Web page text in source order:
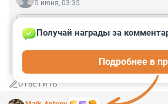
5 июня, 03:35
Ты просишь пост про Дмитрия
Просишь ты свою жену, а я
ОТВЕТИТЬ
Получай награды за
Подробнее в